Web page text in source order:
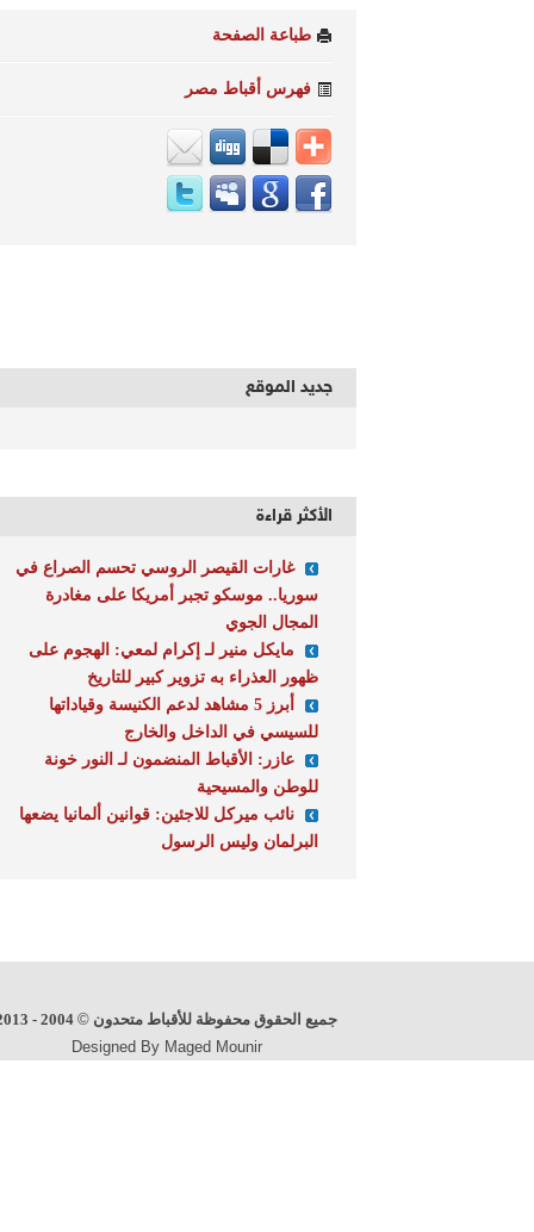
طباعة الصفحة
فهرس أقباط مصر
جديد الموقع
الأكثر قراءة
غارات القيصر الروسي تحسم الصراع في
سوريا.. موسكو تجبر أمريكا على مغادرة
المجال الجوي
مايكل منير لـ إكرام لمعي: الهجوم على
ظهور العذراء به تزوير كبير للتاريخ
أبرز 5 مشاهد لدعم الكنيسة وقياداتها
للسيسي في الداخل والخارج
عازر: الأقباط المنضمون لـ النور خونة
للوطن والمسيحية
نائب ميركل للاجئين: قوانين ألمانيا يضعها
البرلمان وليس الرسول
جميع الحقوق محفوظة للأقباط متحدون©
2004 - 2013
Designed By Maged Mounir